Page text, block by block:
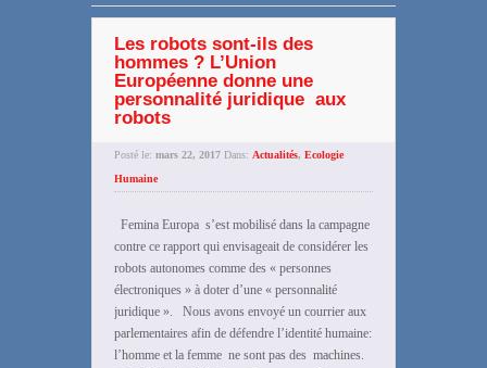
Les robots sont-ils des
hommes ? L’Union
Européenne donne une
personnalité juridique aux
robots
Posté le: mars 22, 2017 Dans: Actualités, Ecologie
Humaine
Femina Europa s’est mobilisé dans la campagne
contre ce rapport qui envisageait de considérer les
robots autonomes comme des « personnes
électroniques » à doter d’une « personnalité
juridique ». Nous avons envoyé un courrier aux
parlementaires afin de défendre l’identité humaine:
l’homme et la femme ne sont pas des machines.